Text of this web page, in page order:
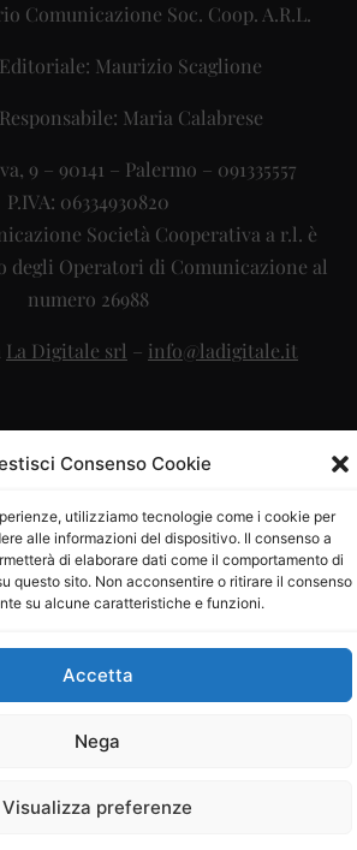
Consenso Cookie
utilizziamo tecnologie come i cookie per
alle informazioni del dispositivo. Il consenso a
di elaborare dati come il comportamento di
questo sito. Non acconsentire o ritirare il consenso
su alcune caratteristiche e funzioni.
Accetta
Nega
Visualizza preferenze
Comunicazione Soc. Coop. A.R.L.
Maurizio Scaglione
Maria Calabrese
9 – 90141 – Palermo – 091335557
P.IVA: 06334930820
Società Cooperativa a r.l. è
degli Operatori di Comunicazione al
numero 26988
La Digitale srl – info@ladigitale.it